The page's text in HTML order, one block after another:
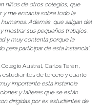
niños de otros colegios, que
y me encanta sobre todo la
Además, que salgan del
mostrar sus pequeños trabajos,
y muy contenta porque la
para participar de esta instancia”.
Austral, Carlos Terán,
de tercero y cuarto
importante esta instancia
y talleres que se están
dirigidas por ex estudiantes de